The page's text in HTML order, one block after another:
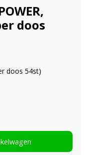
doos
doos 54st)